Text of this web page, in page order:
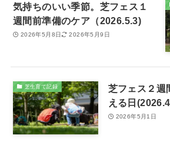
気持ちのいい季節。芝フェス１
週間前準備のケア（2026.5.3)
2026年5月8日 2026年5月9日
芝生育て記録
芝フェス２週
える日
2026年5月1日